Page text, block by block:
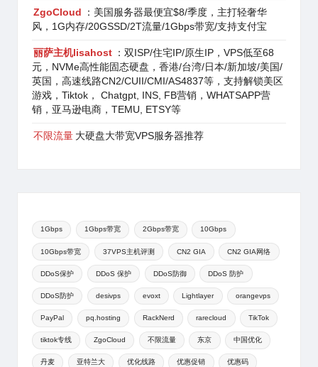
ZgoCloud
：美国服务器最便宜$8/季度，主打轻奢华
风，1G内存/20GSSD/2T流量/1Gbps带宽/支持支付宝
丽萨主机lisahost ：双ISP/住宅IP/原生IP，VPS低至68
元，NVMe高性能固态硬盘，香港/台湾/日本/新加坡/美国/
英国，高速线路CN2/CUII/CMI/AS4837等，支持解锁美区
游戏，Tiktok， Chatgpt, INS, FB营销，WHATSAPP营
销，亚马逊电商，TEMU, ETSY等
不限流量 大硬盘大带宽VPS服务器推荐
1Gbps 1Gbps带宽 2Gbps带宽 10Gbps
10Gbps带宽 37VPS主机评测 CN2 GIA CN2 GIA网络
DDoS保护 DDoS 保护 DDoS防御 DDoS 防护
DDoS防护 desivps evoxt Lightlayer orangevps
PayPal pq.hosting RackNerd rarecloud TikTok
tiktok专线 ZgoCloud 不限流量 东京 中国优化
丹麦 亚特兰大 优化线路 优惠促销 优惠码